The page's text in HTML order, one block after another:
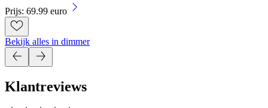
Prijs: 69.99 euro
Bekijk alles in dimmer
Klantreviews